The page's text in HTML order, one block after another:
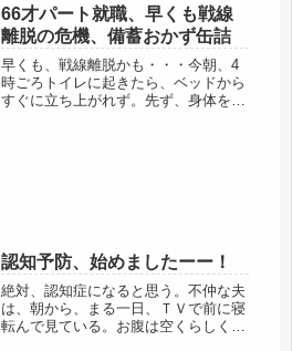
考えてしまう。バセドウでも、治療し
なが...
66才パート就職、早くも戦線
離脱の危機、備蓄おかず缶詰
早くも、戦線離脱かも・・・今朝、4
時ごろトイレに起きたら、ベッドから
すぐに立ち上がれず。先ず、身体を起
認知予防、始めましたーー！
絶対、認知症になると思う。不仲な夫
は、朝から、まる一日、ＴＶで前に寝
転んで見ている。お腹は空くらしく、